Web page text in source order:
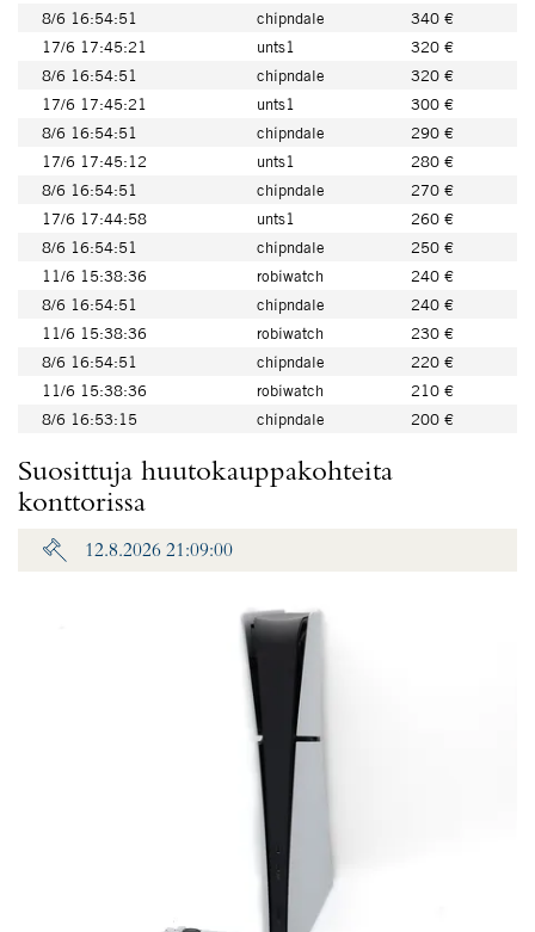
8/6 16:54:51
chipndale
340 €
17/6 17:45:21
unts1
320 €
8/6 16:54:51
chipndale
320 €
17/6 17:45:21
unts1
300 €
8/6 16:54:51
chipndale
290 €
17/6 17:45:12
unts1
280 €
8/6 16:54:51
chipndale
270 €
17/6 17:44:58
unts1
260 €
8/6 16:54:51
chipndale
250 €
11/6 15:38:36
robiwatch
240 €
8/6 16:54:51
chipndale
240 €
11/6 15:38:36
robiwatch
230 €
8/6 16:54:51
chipndale
220 €
11/6 15:38:36
robiwatch
210 €
8/6 16:53:15
chipndale 200 €
Suosittuja huutokauppakohteita
konttorissa
12.8.2026 21:09:00